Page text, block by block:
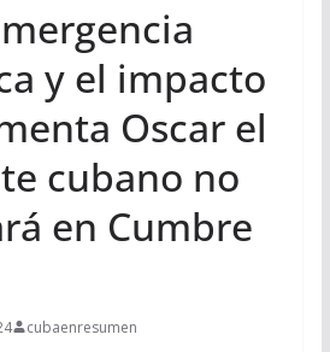
y el impacto
Oscar el
cubano no
en Cumbre
cubaenresumen